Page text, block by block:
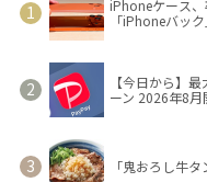
iPhoneケース
「iPhoneバッ
【今日から】
ーン 2026年8月
「鬼おろし牛